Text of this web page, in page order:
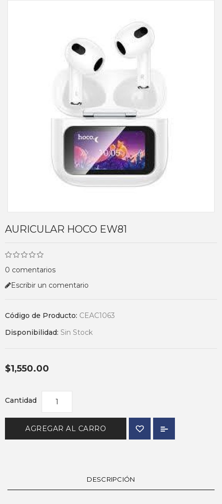
AURICULAR HOCO EW81
0 comentarios
Escribir un comentario
Código de Producto: CEAC1063
Disponibilidad: Sin Stock
$1,550.00
Cantidad
AGREGAR AL CARRO
DESCRIPCIÓN